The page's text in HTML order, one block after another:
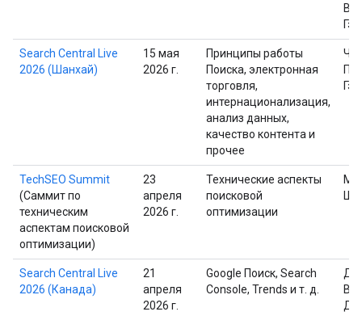
Search Central Live
2026 (Шанхай)
15 мая
2026 г.
Принципы работы
Поиска, электронная
торговля,
интернационализация,
анализ данных,
качество контента и
прочее
TechSEO Summit
(Саммит по
техническим
аспектам поисковой
оптимизации)
23
апреля
2026 г.
Технические аспекты
поисковой
оптимизации
Search Central Live
2026 (Канада)
21
апреля
2026 г.
Google Поиск, Search
Console, Trends и т. д.